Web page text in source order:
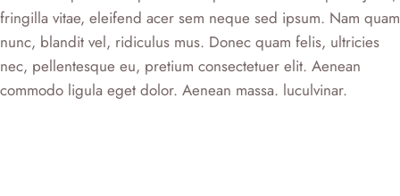
fringilla vitae, eleifend acer sem neque sed ipsum. Nam quam
nunc, blandit vel, ridiculus mus. Donec quam felis, ultricies
nec, pellentesque eu, pretium consectetuer elit. Aenean
commodo ligula eget dolor. Aenean massa. luculvinar.